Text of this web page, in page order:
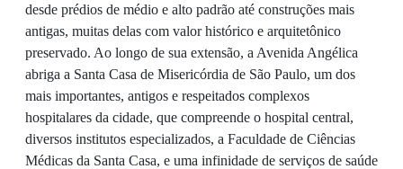
desde prédios de médio e alto padrão até construções mais
antigas, muitas delas com valor histórico e arquitetônico
preservado. Ao longo de sua extensão, a Avenida Angélica
abriga a Santa Casa de Misericórdia de São Paulo, um dos
mais importantes, antigos e respeitados complexos
hospitalares da cidade, que compreende o hospital central,
diversos institutos especializados, a Faculdade de Ciências
Médicas da Santa Casa, e uma infinidade de serviços de saúde